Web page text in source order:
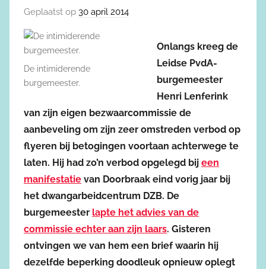
Geplaatst op 30 april 2014
De intimiderende
burgemeester.
Onlangs kreeg de
Leidse PvdA-
burgemeester
Henri Lenferink
van zijn eigen bezwaarcommissie de
aanbeveling om zijn zeer omstreden verbod op
flyeren bij betogingen voortaan achterwege te
laten. Hij had zo’n verbod opgelegd bij een
manifestatie van Doorbraak eind vorig jaar bij
het dwangarbeidcentrum DZB. De
burgemeester lapte het advies van de
commissie echter aan zijn laars. Gisteren
ontvingen we van hem een brief waarin hij
dezelfde beperking doodleuk opnieuw oplegt